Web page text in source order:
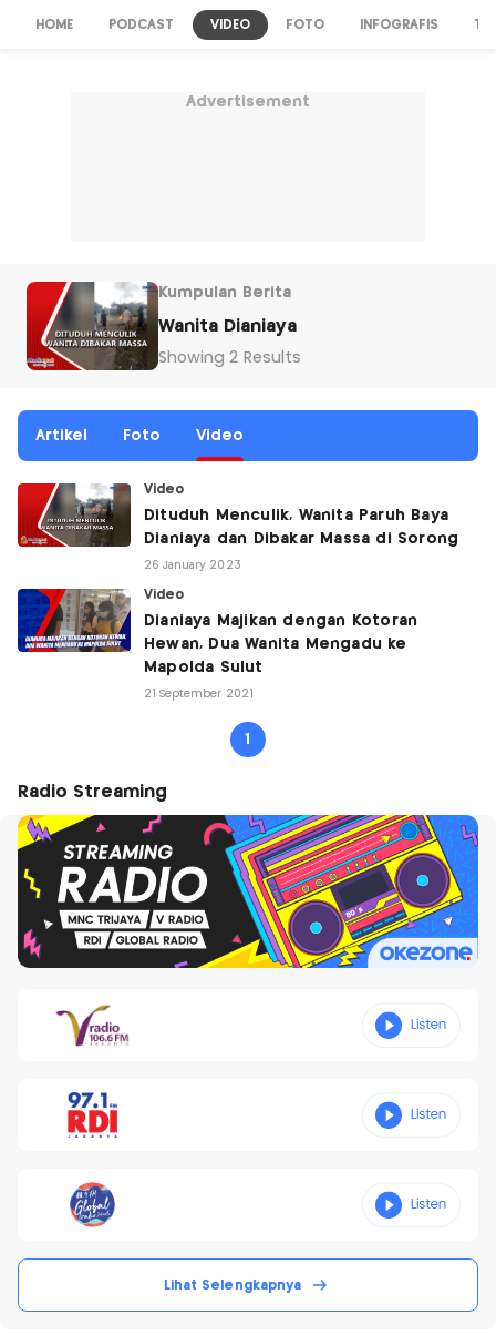
HOME PODCAST VIDEO FOTO INFOGRAFIS TV
Advertisement
Kumpulan Berita
Wanita Dianiaya
Showing 2 Results
Artikel Foto Video
Video
Dituduh Menculik, Wanita Paruh Baya
Dianiaya dan Dibakar Massa di Sorong
26 January 2023
Video
Dianiaya Majikan dengan Kotoran
Hewan, Dua Wanita Mengadu ke
Mapolda Sulut
21 September 2021
1
Radio Streaming
Lihat Selengkapnya